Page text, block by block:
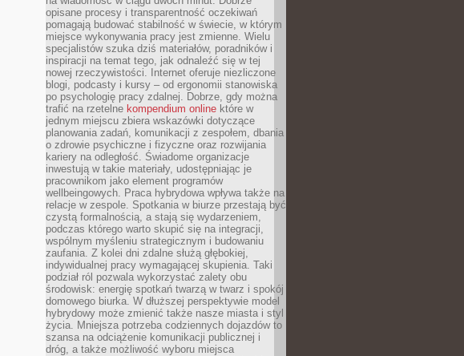
opisane procesy i transparentność oczekiwań
pomagają budować stabilność w świecie, w którym
miejsce wykonywania pracy jest zmienne. Wielu
specjalistów szuka dziś materiałów, poradników i
inspiracji na temat tego, jak odnaleźć się w tej
nowej rzeczywistości. Internet oferuje niezliczone
blogi, podcasty i kursy – od ergonomii stanowiska
po psychologię pracy zdalnej. Dobrze, gdy można
trafić na rzetelne kompendium online które w
jednym miejscu zbiera wskazówki dotyczące
planowania zadań, komunikacji z zespołem, dbania
o zdrowie psychiczne i fizyczne oraz rozwijania
kariery na odległość. Świadome organizacje
inwestują w takie materiały, udostępniając je
pracownikom jako element programów
wellbeingowych. Praca hybrydowa wpływa także na
relacje w zespole. Spotkania w biurze przestają być
czystą formalnością, a stają się wydarzeniem,
podczas którego warto skupić się na integracji,
wspólnym myśleniu strategicznym i budowaniu
zaufania. Z kolei dni zdalne służą głębokiej,
indywidualnej pracy wymagającej skupienia. Taki
podział ról pozwala wykorzystać zalety obu
środowisk: energię spotkań twarzą w twarz i spokój
domowego biurka. W dłuższej perspektywie model
hybrydowy może zmienić także nasze miasta i styl
życia. Mniejsza potrzeba codziennych dojazdów to
szansa na odciążenie komunikacji publicznej i
dróg, a także możliwość wyboru miejsca